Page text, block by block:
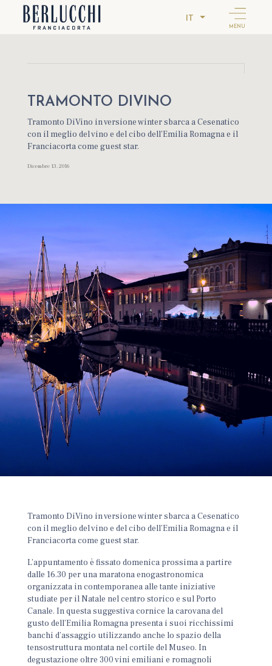
IT
MENU
TRAMONTO DIVINO
Tramonto DiVino in versione winter sbarca a Cesenatico
con il meglio del vino e del cibo dell’Emilia Romagna e il
Franciacorta come guest star.
Dicembre 13, 2016
Tramonto DiVino in versione winter sbarca a Cesenatico
con il meglio del vino e del cibo dell’Emilia Romagna e il
Franciacorta come guest star.
L’appuntamento è fissato domenica prossima a partire
dalle 16.30 per una maratona enogastronomica
organizzata in contemporanea alle tante iniziative
studiate per il Natale nel centro storico e sul Porto
Canale. In questa suggestiva cornice la carovana del
gusto dell’Emilia Romagna presenta i suoi ricchissimi
banchi d’assaggio utilizzando anche lo spazio della
tensostruttura montata nel cortile del Museo. In
degustazione oltre 300 vini emiliani e romagnoli